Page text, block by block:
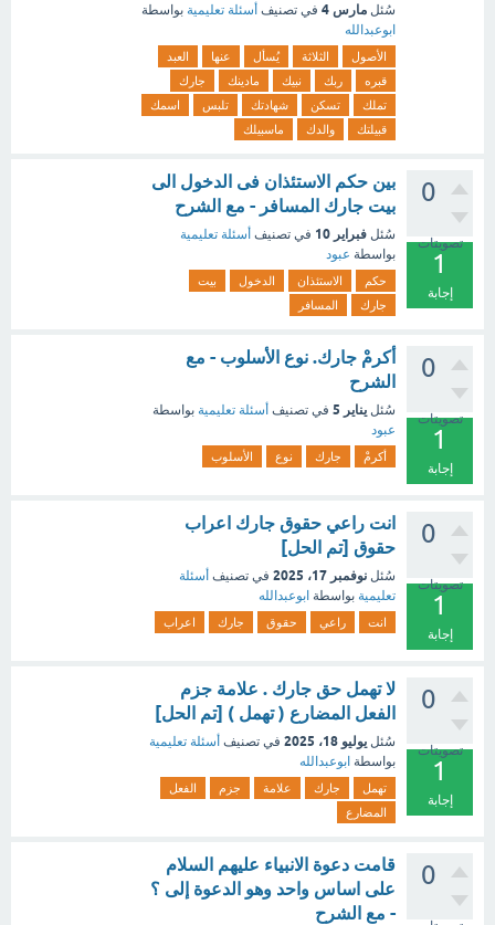
سُئل مارس 4 في تصنيف أسئلة تعليمية بواسطة
ابوعبدالله
الأصول الثلاثة يُسأل عنها
العبد
قبره
ربك نبيك مادينك
جارك
تملك
تسكن شهادتك تلبس
اسمك
قبيلتك
والدك ماسبيلك
0
تصويتات
1
إجابة
بين حكم الاستئذان فى الدخول الى
بيت جارك المسافر - مع الشرح
سُئل فبراير 10 في تصنيف أسئلة تعليمية
بواسطة عبود
حكم الاستئذان الدخول
بيت
جارك
المسافر
0
تصويتات
1
إجابة
أكرمْ جارك. نوع الأسلوب - مع
الشرح
سُئل يناير 5 في تصنيف أسئلة تعليمية بواسطة
عبود
أكرمْ جارك نوع الأسلوب
0
تصويتات
1
إجابة
انت راعي حقوق جارك اعراب
حقوق [تم الحل]
سُئل نوفمبر 17، 2025 في تصنيف أسئلة
تعليمية بواسطة ابوعبدالله
انت راعي حقوق جارك اعراب
0
تصويتات
1
إجابة
لا تهمل حق جارك . علامة جزم
الفعل المضارع ( تهمل ) [تم الحل]
سُئل يوليو 18، 2025 في تصنيف أسئلة تعليمية
بواسطة ابوعبدالله
تهمل جارك علامة جزم
الفعل
المضارع
0
قامت دعوة الانبياء عليهم السلام
على اساس واحد وهو الدعوة إلى ؟
- مع الشرح